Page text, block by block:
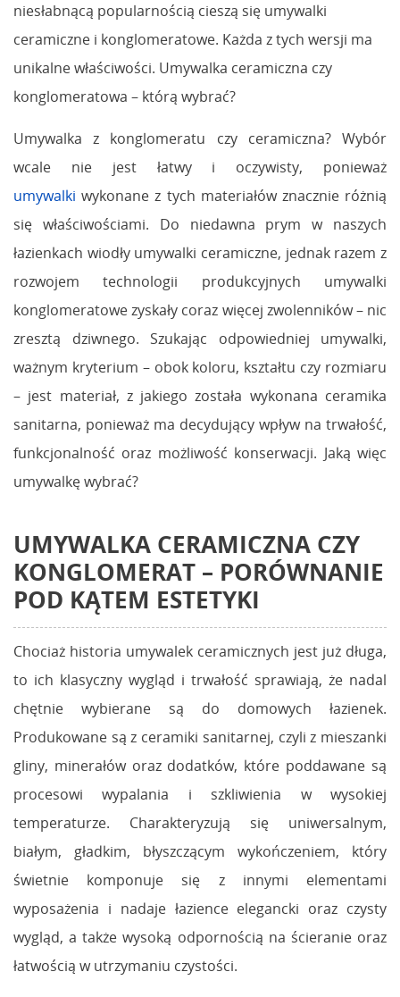
niesłabnącą popularnością cieszą się umywalki
ceramiczne i konglomeratowe. Każda z tych wersji ma
unikalne właściwości. Umywalka ceramiczna czy
konglomeratowa – którą wybrać?
Umywalka z konglomeratu czy ceramiczna? Wybór
wcale nie jest łatwy i oczywisty, ponieważ
umywalki wykonane z tych materiałów znacznie różnią
się właściwościami. Do niedawna prym w naszych
łazienkach wiodły umywalki ceramiczne, jednak razem z
rozwojem technologii produkcyjnych umywalki
konglomeratowe zyskały coraz więcej zwolenników – nic
zresztą dziwnego. Szukając odpowiedniej umywalki,
ważnym kryterium – obok koloru, kształtu czy rozmiaru
– jest materiał, z jakiego została wykonana ceramika
sanitarna, ponieważ ma decydujący wpływ na trwałość,
funkcjonalność oraz możliwość konserwacji. Jaką więc
umywalkę wybrać?
UMYWALKA CERAMICZNA CZY
KONGLOMERAT – PORÓWNANIE
POD KĄTEM ESTETYKI
Chociaż historia umywalek ceramicznych jest już długa,
to ich klasyczny wygląd i trwałość sprawiają, że nadal
chętnie wybierane są do domowych łazienek.
Produkowane są z ceramiki sanitarnej, czyli z mieszanki
gliny, minerałów oraz dodatków, które poddawane są
procesowi wypalania i szkliwienia w wysokiej
temperaturze. Charakteryzują się uniwersalnym,
białym, gładkim, błyszczącym wykończeniem, który
świetnie komponuje się z innymi elementami
wyposażenia i nadaje łazience elegancki oraz czysty
wygląd, a także wysoką odpornością na ścieranie oraz
łatwością w utrzymaniu czystości.